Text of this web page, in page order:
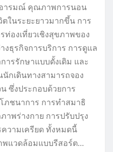
ารมณ์ คุณภาพการนอน
ในระยะยาวมากขึ้น การ
ท่องเที่ยวเชิงสุขภาพของ
งธุรกิจการบริการ การดูแล
รรักษาแบบดั้งเดิม และ
กเดินทางสามารถจอง
ซึ่งประกอบด้วยการ
ภชนาการ การทำสมาธิ
าพร่างกาย การปรับปรุง
วามเครียด ทั้งหมดนี้
พแวดล้อมแบบรีสอร์ต…